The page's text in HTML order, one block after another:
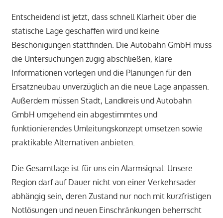
Entscheidend ist jetzt, dass schnell Klarheit über die
statische Lage geschaffen wird und keine
Beschönigungen stattfinden. Die Autobahn GmbH muss
die Untersuchungen zügig abschließen, klare
Informationen vorlegen und die Planungen für den
Ersatzneubau unverzüglich an die neue Lage anpassen.
Außerdem müssen Stadt, Landkreis und Autobahn
GmbH umgehend ein abgestimmtes und
funktionierendes Umleitungskonzept umsetzen sowie
praktikable Alternativen anbieten.
Die Gesamtlage ist für uns ein Alarmsignal: Unsere
Region darf auf Dauer nicht von einer Verkehrsader
abhängig sein, deren Zustand nur noch mit kurzfristigen
Notlösungen und neuen Einschränkungen beherrscht